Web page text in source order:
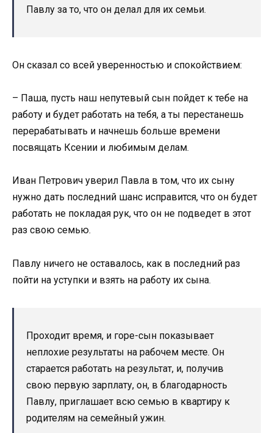
Павлу за то, что он делал для их семьи.
Он сказал со всей уверенностью и спокойствием:
– Паша, пусть наш непутевый сын пойдет к тебе на
работу и будет работать на тебя, а ты перестанешь
перерабатывать и начнешь больше времени
посвящать Ксении и любимым делам.
Иван Петрович уверил Павла в том, что их сыну
нужно дать последний шанс исправится, что он будет
работать не покладая рук, что он не подведет в этот
раз свою семью.
Павлу ничего не оставалось, как в последний раз
пойти на уступки и взять на работу их сына.
Проходит время, и горе-сын показывает
неплохие результаты на рабочем месте. Он
старается работать на результат, и, получив
свою первую зарплату, он, в благодарность
Павлу, приглашает всю семью в квартиру к
родителям на семейный ужин.